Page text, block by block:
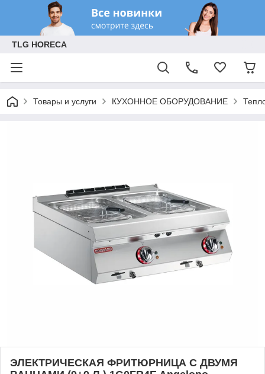
TLG HORECA
Товары и услуги КУХОННОЕ ОБОРУДОВАНИЕ
ЭЛЕКТРИЧЕСКАЯ ФРИТЮРНИЦА С ДВУМЯ